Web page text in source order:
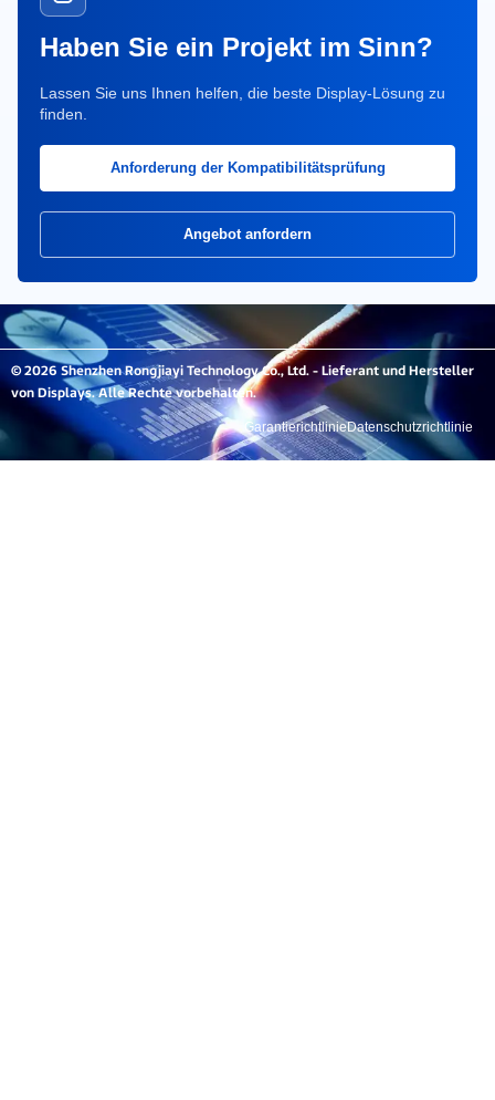
Haben Sie ein Projekt im Sinn?
Lassen Sie uns Ihnen helfen, die beste Display-Lösung zu
finden.
Anforderung der Kompatibilitätsprüfung
Angebot anfordern
© 2026 Shenzhen Rongjiayi Technology Co., Ltd. - Lieferant und Hersteller
von Displays. Alle Rechte vorbehalten.
Datenschutzrichtlinie
Garantierichtlinie